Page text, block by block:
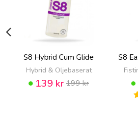
S8 Hybrid Cum Glide
Hybrid & Oljebaserat
139 kr199 kr
S8